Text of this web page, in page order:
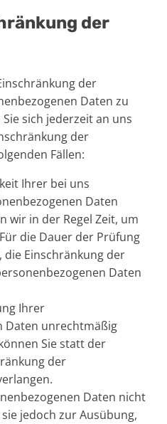
der
der
Daten zu
sich jederzeit an uns
der
Fällen:
Ihrer bei uns
Daten
wir in der Regel Zeit, um
die Dauer der Prüfung
die Einschränkung der
Daten
Ihrer
Daten unrechtmäßig
Sie statt der
der
Daten nicht
jedoch zur Ausübung,